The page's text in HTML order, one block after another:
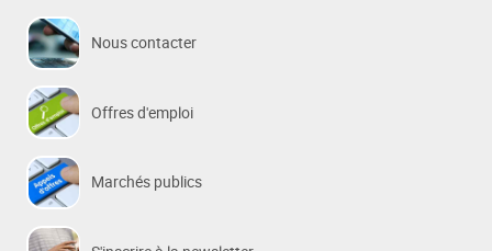
Nous contacter
Offres d'emploi
Marchés publics